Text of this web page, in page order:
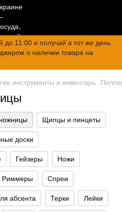
до 11:00 и получай в тот же день
о наличии товара на
инструменты и инвентарь
Щипцы и пинцеты
доски
Гейзеры Ножи
Риммеры Спреи
абсента Терки Лейки